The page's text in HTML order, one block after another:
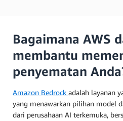
Bagaimana AWS
membantu
penyematan
Amazon Bedrock adalah layanan
yang menawarkan pilihan model
dari perusahaan AI terkemuka,